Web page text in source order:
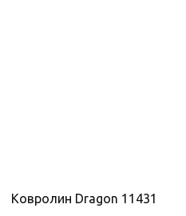
Ковролин Dragon 11431